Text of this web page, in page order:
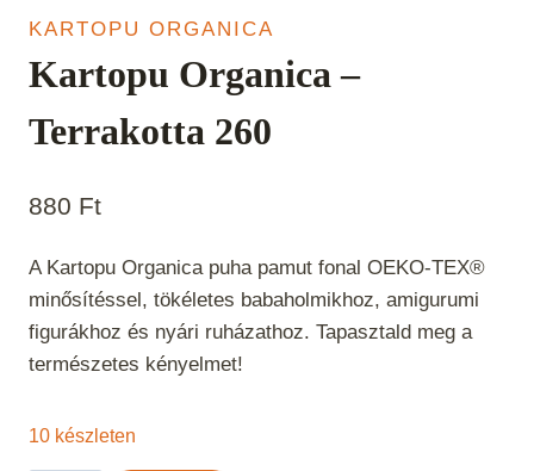
KARTOPU ORGANICA
Kartopu Organica –
Terrakotta 260
880 Ft
A Kartopu Organica puha pamut fonal OEKO-TEX®
minősítéssel, tökéletes babaholmikhoz, amigurumi
figurákhoz és nyári ruházathoz. Tapasztald meg a
természetes kényelmet!
10 készleten